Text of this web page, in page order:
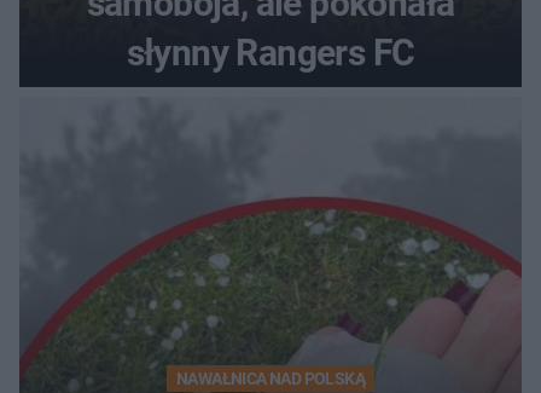
słynny Rangers FC
NAWAŁNICA NAD POLSKĄ